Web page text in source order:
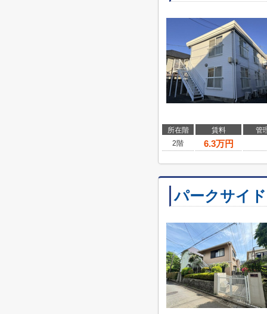
所在階 賃料
管
2階
6.3万円
パークサイ